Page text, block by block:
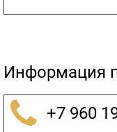
Информация
+7 960